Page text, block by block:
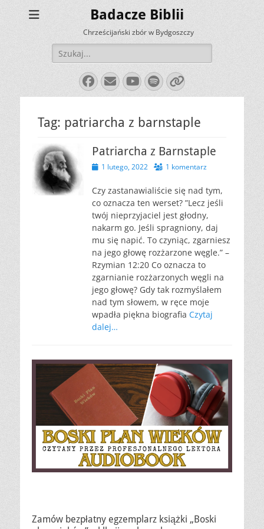
Badacze Biblii
Chrześcijański zbór w Bydgoszczy
Szukaj:
Facebook
E-
mail
YouTube
Spotify
Link
Tag: patriarcha z barnstaple
Patriarcha z Barnstaple
Opublikowano
1 lutego, 2022 1 komentarz
Czy zastanawialiście się nad tym,
co oznacza ten werset? ”Lecz jeśli
twój nieprzyjaciel jest głodny,
nakarm go. Jeśli spragniony, daj
mu się napić. To czyniąc, zgarniesz
na jego głowę rozżarzone węgle.” –
Rzymian 12:20 Co oznacza to
zgarnianie rozżarzonych węgli na
jego głowę? Gdy tak rozmyślałem
nad tym słowem, w ręce moje
wpadła piękna biografia Czytaj
dalej…
Zamów bezpłatny egzemplarz książki „Boski